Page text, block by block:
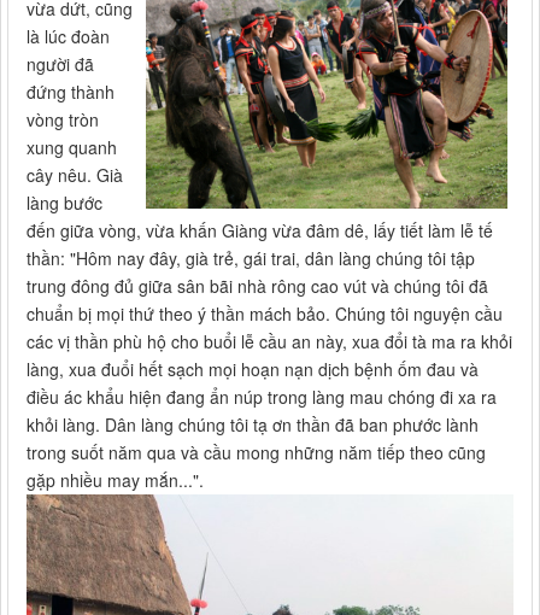
vừa dứt, cũng
là lúc đoàn
người đã
đứng thành
vòng tròn
xung quanh
cây nêu. Già
làng bước
đến giữa vòng, vừa khấn Giàng vừa đâm dê, lấy tiết làm lễ tế
thần: "Hôm nay đây, già trẻ, gái trai, dân làng chúng tôi tập
trung đông đủ giữa sân bãi nhà rông cao vút và chúng tôi đã
chuẩn bị mọi thứ theo ý thần mách bảo. Chúng tôi nguyện cầu
các vị thần phù hộ cho buổi lễ cầu an này, xua đổi tà ma ra khỏi
làng, xua đuổi hết sạch mọi hoạn nạn dịch bệnh ốm đau và
điều ác khẩu hiện đang ẩn núp trong làng mau chóng đi xa ra
khỏi làng. Dân làng chúng tôi tạ ơn thần đã ban phước lành
trong suốt năm qua và cầu mong những năm tiếp theo cũng
gặp nhiều may mắn...".